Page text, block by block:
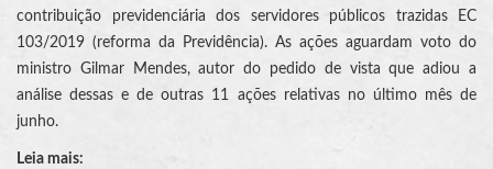
contribuição previdenciária dos servidores públicos trazidas EC
103/2019 (reforma da Previdência). As ações aguardam voto do
ministro Gilmar Mendes, autor do pedido de vista que adiou a
análise dessas e de outras 11 ações relativas no último mês de
junho.
Leia mais: